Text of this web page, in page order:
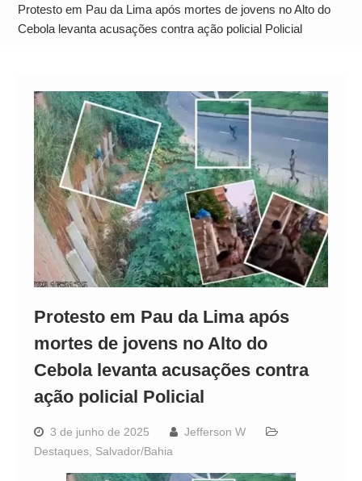
Operação Ágio: Ação policial na Bahia prende 14
suspeitos e mira rede ligada a ‘Zói de Gato’, do
Protesto em Pau da Lima após mortes de jovens no Alto do
Cebola levanta acusações contra ação policial Policial
Protesto em Pau da Lima após
mortes de jovens no Alto do
Cebola levanta acusações contra
ação policial Policial
3 de junho de 2025
Jefferson W
Destaques, Salvador/Bahia